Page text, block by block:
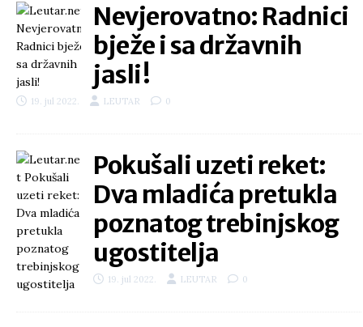
Nevjerovatno: Radnici
bježe i sa državnih
jasli!
19. jul 2022. LEUTAR 0
Pokušali uzeti reket:
Dva mladića pretukla
poznatog trebinjskog
ugostitelja
19. jul 2022. LEUTAR 0